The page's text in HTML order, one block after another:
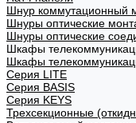
Шнур коммутационный
Шнуры оптические
Шнуры оптические
Шкафы
Шкафы
Cерия LITE
Cерия BASIS
Cерия KEYS
Трехсекционные